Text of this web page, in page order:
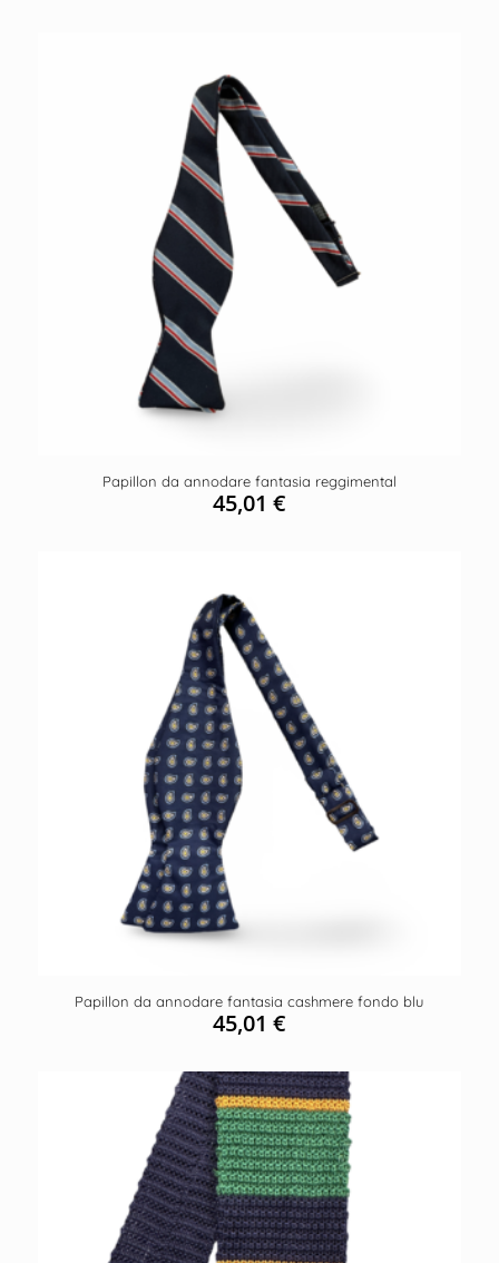
Papillon da annodare fantasia reggimental
45,01€
Papillon da annodare fantasia cashmere fondo blu
45,01€